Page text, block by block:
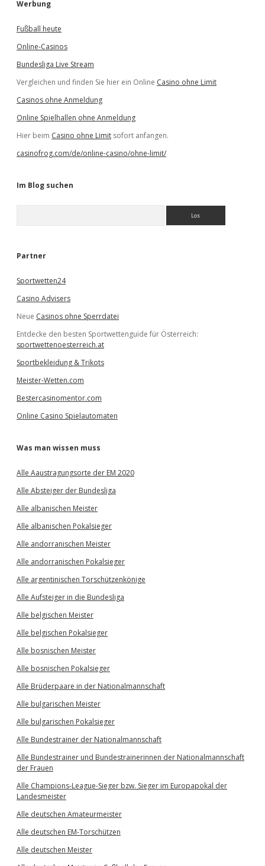
Werbung
Fußball heute
Online-Casinos
Bundesliga Live Stream
Vergleichen und finden Sie hier ein Online Casino ohne Limit
Casinos ohne Anmeldung
Online Spielhallen ohne Anmeldung
Hier beim Casino ohne Limit sofort anfangen.
casinofrog.com/de/online-casino/ohne-limit/
Im Blog suchen
e
Partner
Sportwetten24
Casino Advisers
Neue Casinos ohne Sperrdatei
Entdecke den besten Sportwettenguide für Österreich:
sportwettenoesterreich.at
Sportbekleidung & Trikots
Meister-Wetten.com
Bestercasinomentor.com
Online Casino Spielautomaten
Was man wissen muss
Alle Aaustragungsorte der EM 2020
Alle Absteiger der Bundesliga
Alle albanischen Meister
Alle albanischen Pokalsieger
Alle andorranischen Meister
Alle andorranischen Pokalsieger
Alle argentinischen Torschützenkönige
Alle Aufsteiger in die Bundesliga
Alle belgischen Meister
Alle belgischen Pokalsieger
Alle bosnischen Meister
Alle bosnischen Pokalsieger
Alle Brüderpaare in der Nationalmannschaft
Alle bulgarischen Meister
Alle bulgarischen Pokalsieger
Alle Bundestrainer der Nationalmannschaft
Alle Bundestrainer und Bundestrainerinnen der Nationalmannschaft
der Frauen
Alle Champions-League-Sieger bzw. Sieger im Europapokal der
Landesmeister
Alle deutschen Amateurmeister
Alle deutschen EM-Torschützen
Alle deutschen Meister